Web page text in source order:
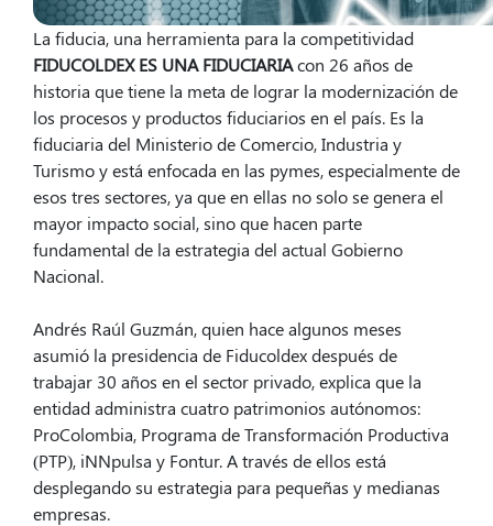
La fiducia, una herramienta para la competitividad
FIDUCOLDEX ES UNA FIDUCIARIAcon 26 años de
historia que tiene la meta de lograr la modernización de
los procesos y productos fiduciarios en el país. Es la
fiduciaria del Ministerio de Comercio, Industria y
Turismo y está enfocada en las pymes, especialmente de
esos tres sectores, ya que en ellas no solo se genera el
mayor impacto social, sino que hacen parte
fundamental de la estrategia del actual Gobierno
Nacional.
Andrés Raúl Guzmán, quien hace algunos meses
asumió la presidencia de Fiducoldex después de
trabajar 30 años en el sector privado, explica que la
entidad administra cuatro patrimonios autónomos:
ProColombia, Programa de Transformación Productiva
(PTP), iNNpulsa y Fontur. A través de ellos está
desplegando su estrategia para pequeñas y medianas
empresas.